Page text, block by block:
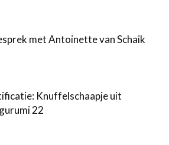
met Antoinette van Schaik
Knuffelschaapje uit
22